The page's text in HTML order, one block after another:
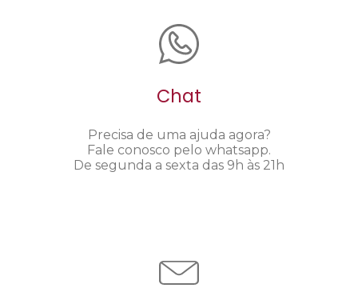
Chat
Precisa de uma ajuda agora?
Fale conosco pelo whatsapp.
De segunda a sexta das 9h às 21h